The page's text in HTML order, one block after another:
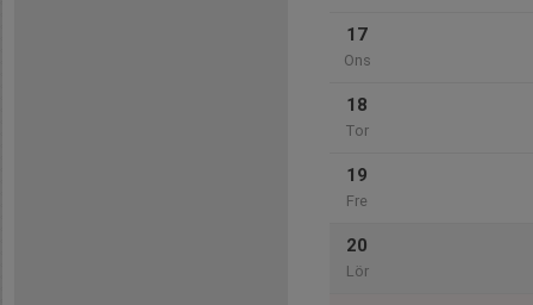
17
Ons
18
Tor
19
Fre
20
Lör